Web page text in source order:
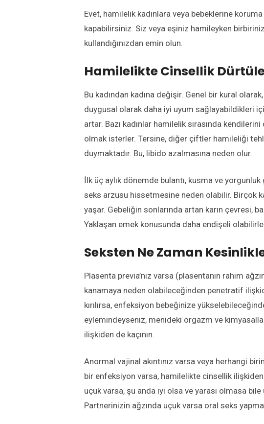
Evet, hamilelik kadınlara veya bebeklerine
kapabilirsiniz. Siz veya eşiniz hamileyken
kullandığınızdan emin olun.
Hamilelikte Cinsellik
Bu kadından kadına değişir. Genel bir kural
duygusal olarak daha iyi uyum sağlayabildikleri
artar. Bazı kadınlar hamilelik sırasında
olmak isterler. Tersine, diğer çiftler hamileliği
duymaktadır. Bu, libido azalmasına neden olur.
İlk üç aylık dönemde bulantı, kusma ve
seks arzusu hissetmesine neden olabilir. Birçok
yaşar. Gebeliğin sonlarında artan karın çevresi,
Yaklaşan emek konusunda daha endişeli
Seksten Ne Zaman
Plasenta previa’nız varsa (plasentanın rahim
kanamaya neden olabileceğinden penetratif
kırılırsa, enfeksiyon bebeğinize
eylemindeyseniz, menideki orgazm ve
ilişkiden de kaçının.
Anormal vajinal akıntınız varsa veya herhangi
bir enfeksiyon varsa, hamilelikte cinsellik
uçuk varsa, şu anda iyi olsa ve yarası olmasa
Partnerinizin ağzında uçuk varsa oral seks